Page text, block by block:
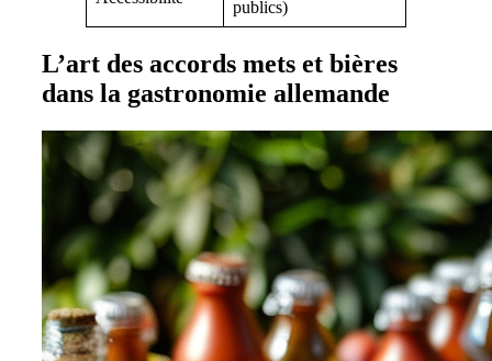
publics)
L’art des accords mets et bières
dans la gastronomie allemande